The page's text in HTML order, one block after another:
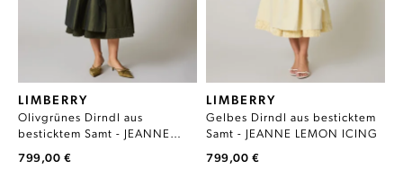
LIMBERRY
Olivgrünes Dirndl aus
besticktem Samt - JEANNE
799,00 €
LIMBERRY
Gelbes Dirndl aus besticktem
Samt - JEANNE LEMON ICING
799,00 €